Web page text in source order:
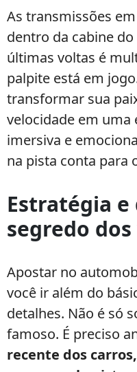
As transmissões
dentro da cabine
últimas voltas é
palpite está em
transformar sua
velocidade em uma
imersiva e
na pista conta para
Estratégia
segredo
Apostar no
você ir além do
detalhes. Não é só
famoso. É preciso
recente dos